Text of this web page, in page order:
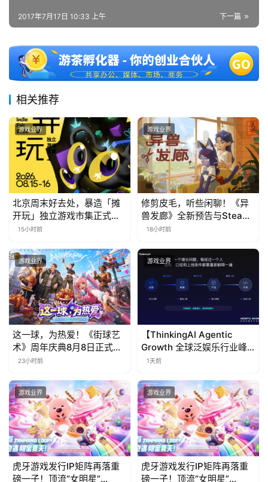
中
(
中
国
下一篇
2017年7月17日 10:33 上午
相关推荐
游戏业界
北京周末好去处，暴造「摊
开玩」独立游戏市集正式开
票！
15小时前
游戏业界
修剪皮毛，听些闲聊！《异
兽发廊》全新预告与Steam
免费试玩公开
18小时前
游戏业界
这一球，为热爱！《街球艺
术》周年庆典8月8日正式上
线，多重福利与全新内容同
23小时前
游戏业界
【ThinkingAI Agentic
Growth 全球泛娱乐行业峰
会】Agent 时代，人到底负
1天前
游戏业界
虎牙游戏发行IP矩阵再落重
磅一子！顶流“女明星”
游戏业界
虎牙游戏发行IP矩阵再落重
磅一子！顶流“女明星”